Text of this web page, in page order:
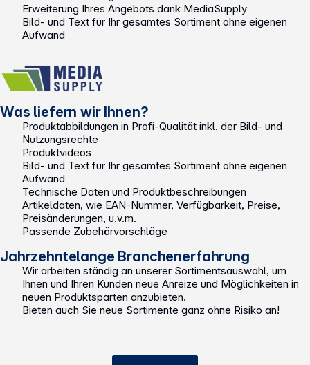
Erweiterung Ihres Angebots dank MediaSupply
Bild- und Text für Ihr gesamtes Sortiment ohne eigenen
Aufwand
Was liefern wir Ihnen?
Produktabbildungen in Profi-Qualität inkl. der Bild- und
Nutzungsrechte
Produktvideos
Bild- und Text für Ihr gesamtes Sortiment ohne eigenen
Aufwand
Technische Daten und Produktbeschreibungen
Artikeldaten, wie EAN-Nummer, Verfügbarkeit, Preise,
Preisänderungen, u.v.m.
Passende Zubehörvorschläge
Jahrzehntelange Branchenerfahrung
Wir arbeiten ständig an unserer Sortimentsauswahl, um
Ihnen und Ihren Kunden neue Anreize und Möglichkeiten in
neuen Produktsparten anzubieten.
Bieten auch Sie neue Sortimente ganz ohne Risiko an!
**EVP = Empfohlener Verkaufspreis des Herstellers /
Lieferanten zzgl. 19% Mwst.